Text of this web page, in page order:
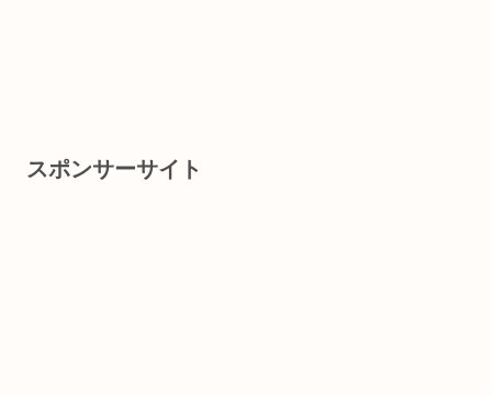
スポンサーサイト